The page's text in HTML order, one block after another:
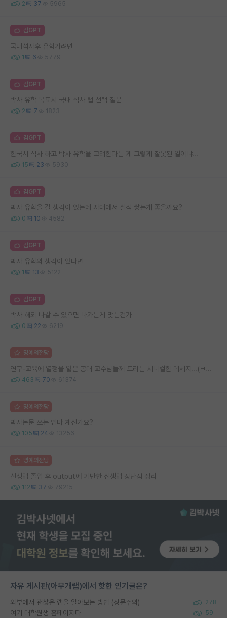
2 37 5965
김GPT
국내석사후 유학가려면
1 6 5779
김GPT
박사 유학 목표시 국내 석사 랩 선택 질문
2 7 1823
김GPT
한국서 석사 하고 박사 유학을 고려한다는 게 그렇게 잘못된 일이냐...
15 23 5930
김GPT
박사 유학을 갈 생각이 있는데 자대에서 실적 쌓는게 좋을까요?
0 10 4582
김GPT
박사 유학의 생각이 있다면
1 13 5122
김GPT
박사 해외 나갈 수 있으면 나가는게 맞는건가
0 22 6219
명예의전당
연구-교육에 열정을 잃은 공대 교수님들께 드리는 시니컬한 메세지...(ㅂㄷㅂㄷ)
463 70 61374
명예의전당
박사논문 쓰는 엄마 계신가요?
105 24 13256
명예의전당
신생랩 졸업 후 output에 기반한 신생랩 장단점 정리
112 37 79215
자유 게시판(아무개랩)에서 핫한 인기글은?
외부에서 괜찮은 랩을 알아보는 방법 (장문주의) 278
여기 대학원생 홈페이지다 59